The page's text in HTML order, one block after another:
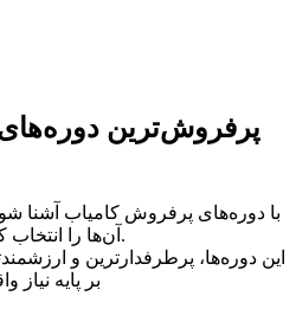
پرفروش‌ترین‌
با دوره‌های پرفروش کامیاب آشنا
آن‌ها را انتخاب کرده‌اند و نتایج واقعی گرفته‌اند.
این دوره‌ها، پرطرفدارترین و
بر پایه